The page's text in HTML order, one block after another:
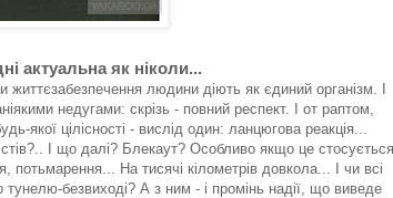
актуальна як ніколи...
життєзабезпечення людини діють як єдиний організм. І
недугами: скрізь - повний респект. І от раптом,
якої цілісності - вислід один: ланцюгова реакція...
І що далі? Блекаут? Особливо якщо це стосується
потьмарення... На тисячі кілометрів довкола... І чи всі
тунелю-безвиході? А з ним - і промінь надії, що виведе